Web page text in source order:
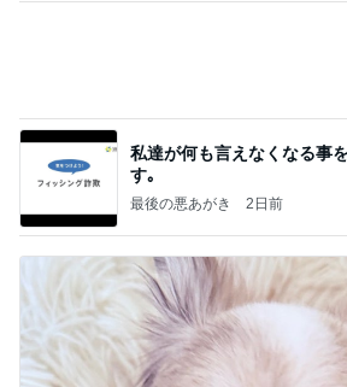
私達が何も言えなくなる事
す｡
最後の悪あがき 2日前